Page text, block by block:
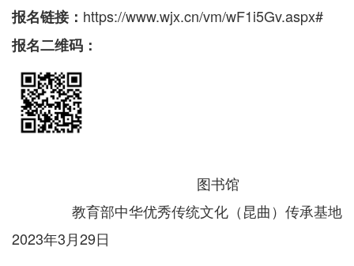
报名链接： https://www.wjx.cn/vm/wF1i5Gv.aspx#
报名二维码：
图书馆
教育部中华优秀传统文化（昆曲）传承基地
2023年3月29日